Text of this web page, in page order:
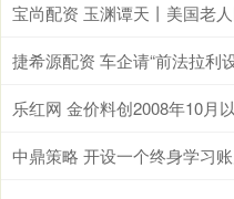
宝尚配资 玉渊谭天丨美国老
中鼎策略 开设一个终身学习